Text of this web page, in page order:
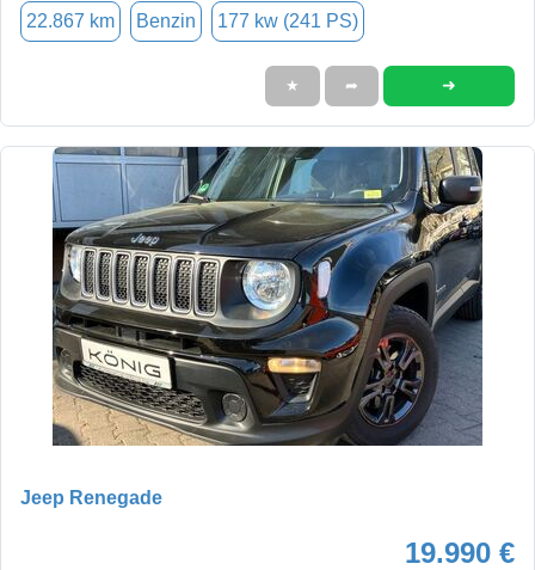
22.867 km Benzin 177 kw (241 PS)
★ ➦ ➜
Jeep Renegade
19.990 €